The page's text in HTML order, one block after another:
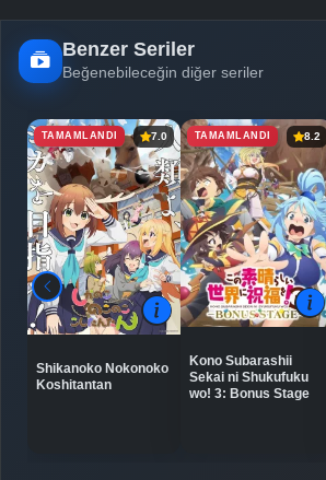
Benzer Seriler
Beğenebileceğin diğer seriler
TAMAMLANDI 7.0
Shikanoko Nokonoko
Koshitantan
TAMAMLANDI 8.2
Kono Subarashii
Sekai ni Shukufuku
wo! 3: Bonus Stage